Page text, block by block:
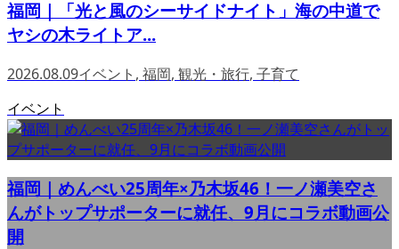
福岡｜「光と風のシーサイドナイト」海の中道で
ヤシの木ライトア...
2026.08.09イベント , 福岡, 観光・旅行, 子育て
イベント
福岡｜めんべい25周年×乃木坂46！一ノ瀬美空さ
んがトップサポーターに就任、9月にコラボ動画公
開